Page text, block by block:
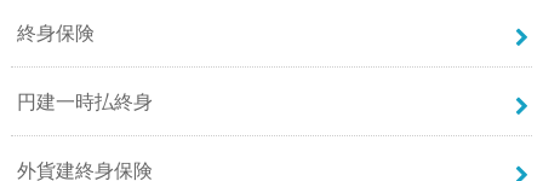
終身保険
円建一時払終身
外貨建終身保険